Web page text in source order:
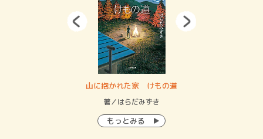
山に抱かれた家 けもの道
著／はらだみずき
もっとみる